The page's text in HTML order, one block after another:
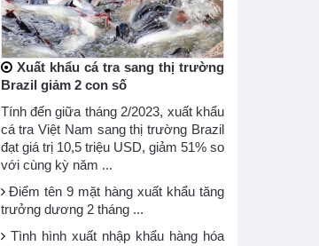
Xuất khẩu cá tra sang thị trường
Brazil giảm 2 con số
Tính đến giữa tháng 2/2023, xuất khẩu
cá tra Việt Nam sang thị trường Brazil
đạt giá trị 10,5 triệu USD, giảm 51% so
với cùng kỳ năm ...
Điểm tên 9 mặt hàng xuất khẩu tăng
trưởng dương 2 tháng ...
Tình hình xuất nhập khẩu hàng hóa